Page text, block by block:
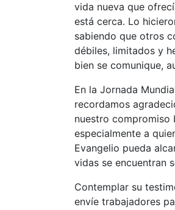
vida nueva que
está cerca. Lo
sabiendo que otros
débiles, limitados y
bien se comunique,
En la Jornada
recordamos
nuestro compromiso
especialmente a
Evangelio pueda
vidas se encuentran
Contemplar su
envíe trabajadores